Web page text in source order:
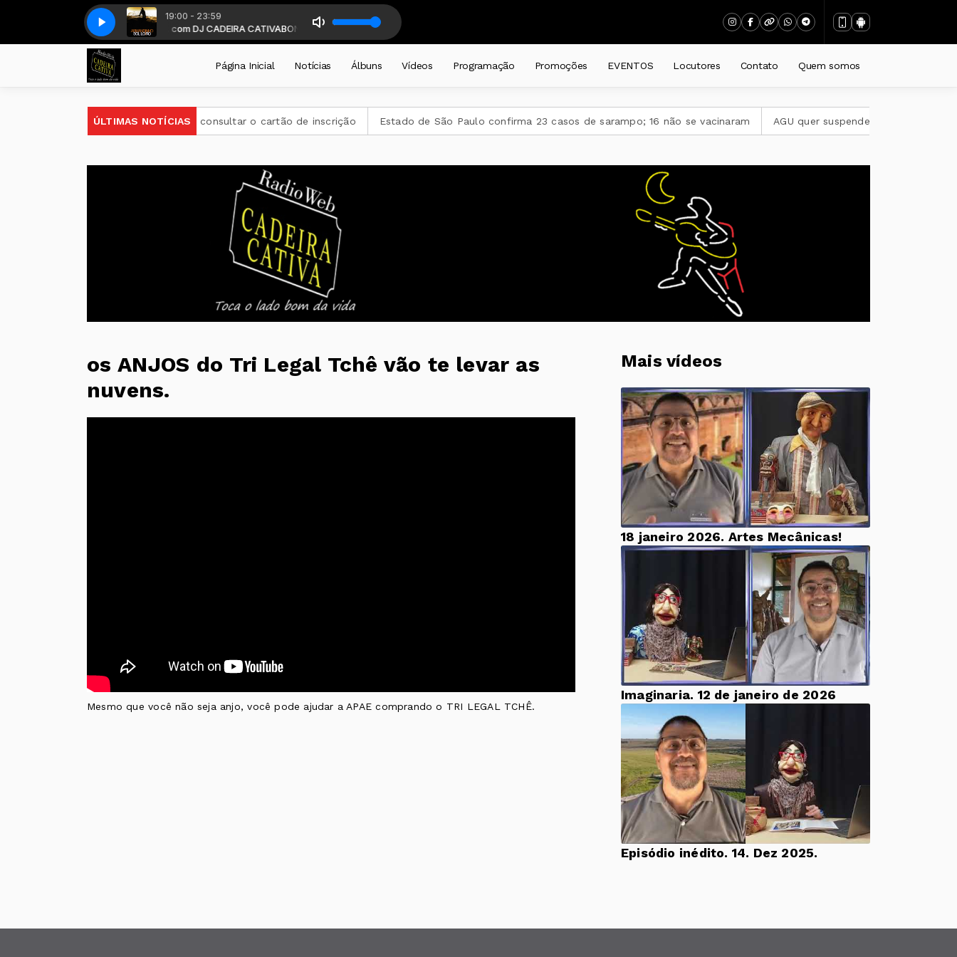
19:00 - 23:59
a partir das 19 horas . com DJ CADEIRA CATIVABONS TEMPOS CADEIRA diariamente a partir das 19 horas . com DJ CADEIRA CATIVA
- Trilha do Sol- ÓTIMA BA REGGAE 2022Armandinho - Trilha do Sol- ÓTIMA BA REGGAE 2022
Página Inicial Notícias Álbuns Vídeos Programação Promoções EVENTOS Locutores Contato Quem somos
ÚLTIMAS NOTÍCIAS
do Encceja 2026 podem consultar o cartão de inscrição Estado de São Paulo confirma 23 casos de sarampo; 16 não se vacinaram AGU quer suspender a plataforma
os ANJOS do Tri Legal Tchê vão te levar as
nuvens.
Mais vídeos
18 janeiro 2026. Artes Mecânicas!
Imaginaria. 12 de janeiro de 2026
Episódio inédito. 14. Dez 2025.
Mesmo que você não seja anjo, você pode ajudar a APAE comprando o TRI LEGAL TCHÊ.